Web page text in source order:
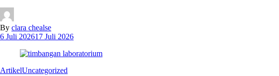
By clara chealse
6 Juli 202617 Juli 2026
ArtikelUncategorized